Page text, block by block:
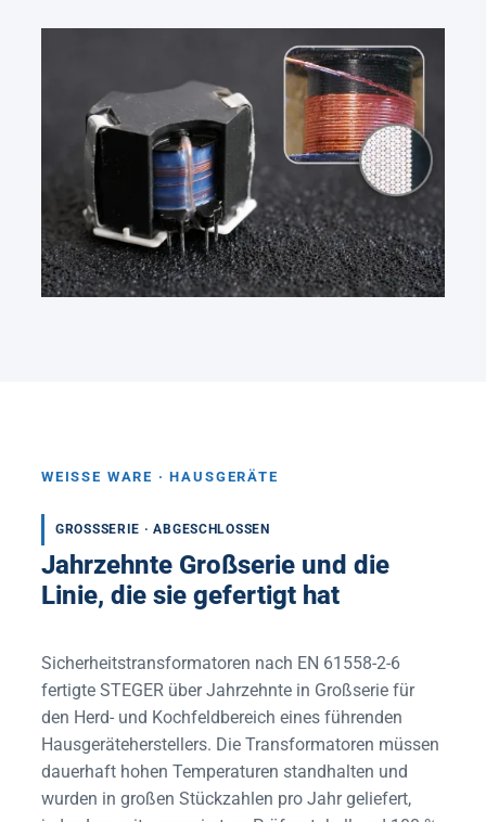
WEISSE WARE · HAUSGERÄTE
GROSSSERIE · ABGESCHLOSSEN
Jahrzehnte Großserie und die
Linie, die sie gefertigt hat
Sicherheitstransformatoren nach EN 61558-2-6
fertigte STEGER über Jahrzehnte in Großserie für
den Herd- und Kochfeldbereich eines führenden
Hausgeräteherstellers. Die Transformatoren müssen
dauerhaft hohen Temperaturen standhalten und
wurden in großen Stückzahlen pro Jahr geliefert,